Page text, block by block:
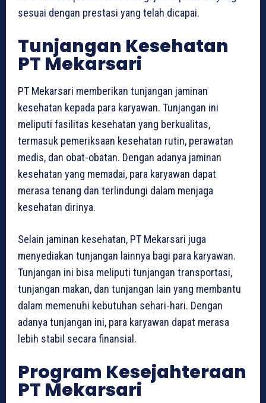
sesuai dengan prestasi yang telah dicapai.
Tunjangan Kesehatan
PT Mekarsari
PT Mekarsari memberikan tunjangan jaminan
kesehatan kepada para karyawan. Tunjangan ini
meliputi fasilitas kesehatan yang berkualitas,
termasuk pemeriksaan kesehatan rutin, perawatan
medis, dan obat-obatan. Dengan adanya jaminan
kesehatan yang memadai, para karyawan dapat
merasa tenang dan terlindungi dalam menjaga
kesehatan dirinya.
Selain jaminan kesehatan, PT Mekarsari juga
menyediakan tunjangan lainnya bagi para karyawan.
Tunjangan ini bisa meliputi tunjangan transportasi,
tunjangan makan, dan tunjangan lain yang membantu
dalam memenuhi kebutuhan sehari-hari. Dengan
adanya tunjangan ini, para karyawan dapat merasa
lebih stabil secara finansial.
Program Kesejahteraan
PT Mekarsari